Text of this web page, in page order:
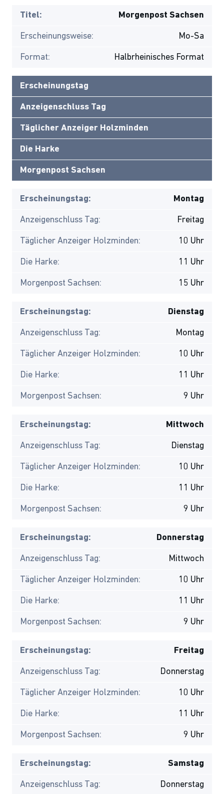
Titel: Morgenpost Sachsen
Erscheinungsweise: Mo-Sa
Format: Halbrheinisches Format
Erscheinungstag
Anzeigenschluss Tag
Täglicher Anzeiger Holzminden
Die Harke
Morgenpost Sachsen
Erscheinungstag: Montag
Anzeigenschluss Tag: Freitag
Täglicher Anzeiger Holzminden: 10 Uhr
Die Harke: 11 Uhr
Morgenpost Sachsen: 15 Uhr
Erscheinungstag: Dienstag
Anzeigenschluss Tag: Montag
Täglicher Anzeiger Holzminden: 10 Uhr
Die Harke: 11 Uhr
Morgenpost Sachsen: 9 Uhr
Erscheinungstag: Mittwoch
Anzeigenschluss Tag: Dienstag
Täglicher Anzeiger Holzminden: 10 Uhr
Die Harke: 11 Uhr
Morgenpost Sachsen: 9 Uhr
Erscheinungstag: Donnerstag
Anzeigenschluss Tag: Mittwoch
Täglicher Anzeiger Holzminden: 10 Uhr
Die Harke: 11 Uhr
Morgenpost Sachsen: 9 Uhr
Erscheinungstag: Freitag
Anzeigenschluss Tag: Donnerstag
Täglicher Anzeiger Holzminden: 10 Uhr
Die Harke: 11 Uhr
Morgenpost Sachsen: 9 Uhr
Erscheinungstag: Samstag
Anzeigenschluss Tag: Donnerstag